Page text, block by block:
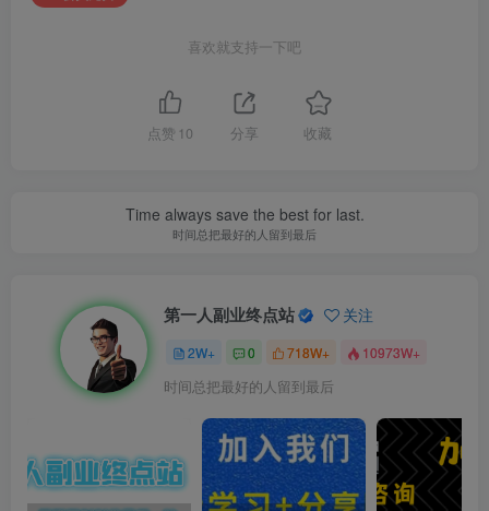
喜欢就支持一下吧
点赞 10 分享 收藏
Time always save the best for last.
时间总把最好的人留到最后
第一人副业终点站 关注
2W+ 0 718W+ 10973W+
时间总把最好的人留到最后